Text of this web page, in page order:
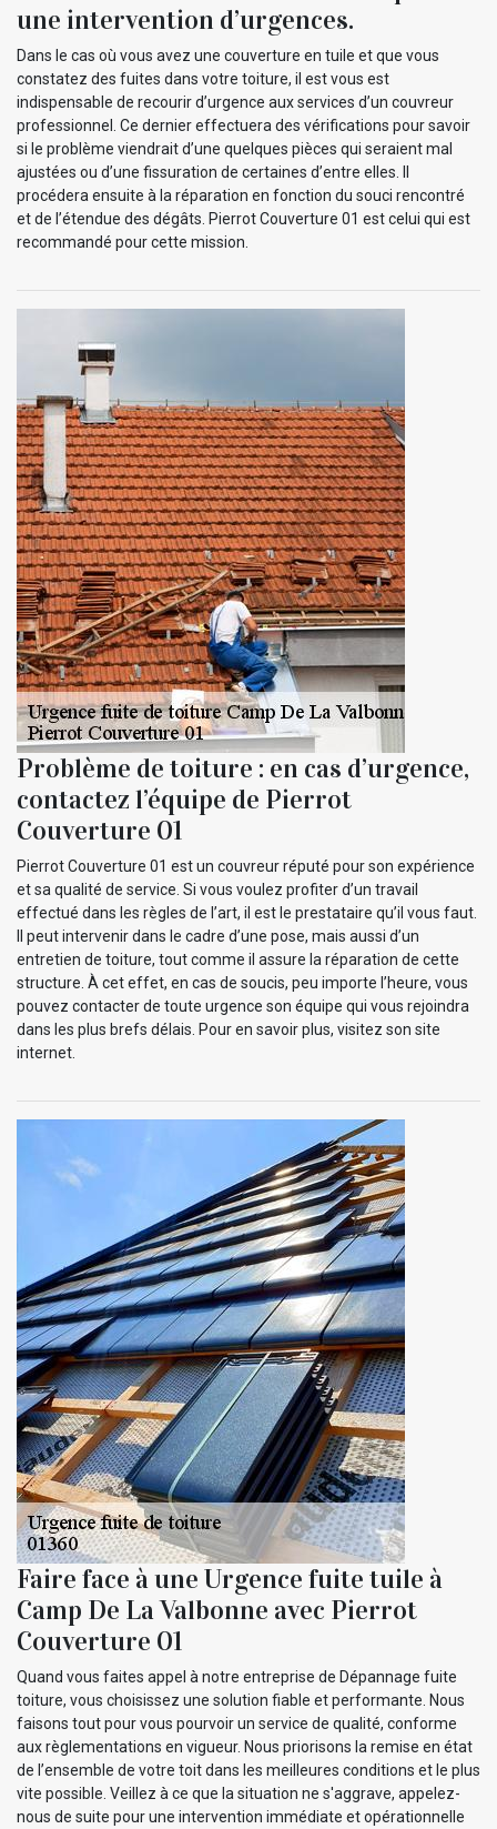
une intervention d’urgences.
Dans le cas où vous avez une couverture en tuile et que vous
constatez des fuites dans votre toiture, il est vous est
indispensable de recourir d’urgence aux services d’un couvreur
professionnel. Ce dernier effectuera des vérifications pour savoir
si le problème viendrait d’une quelques pièces qui seraient mal
ajustées ou d’une fissuration de certaines d’entre elles. Il
procédera ensuite à la réparation en fonction du souci rencontré
et de l’étendue des dégâts. Pierrot Couverture 01 est celui qui est
recommandé pour cette mission.
Problème de toiture : en cas d’urgence,
contactez l’équipe de Pierrot
Couverture 01
Pierrot Couverture 01 est un couvreur réputé pour son expérience
et sa qualité de service. Si vous voulez profiter d’un travail
effectué dans les règles de l’art, il est le prestataire qu’il vous faut.
Il peut intervenir dans le cadre d’une pose, mais aussi d’un
entretien de toiture, tout comme il assure la réparation de cette
structure. À cet effet, en cas de soucis, peu importe l’heure, vous
pouvez contacter de toute urgence son équipe qui vous rejoindra
dans les plus brefs délais. Pour en savoir plus, visitez son site
internet.
Faire face à une Urgence fuite tuile à
Camp De La Valbonne avec Pierrot
Couverture 01
Quand vous faites appel à notre entreprise de Dépannage fuite
toiture, vous choisissez une solution fiable et performante. Nous
faisons tout pour vous pourvoir un service de qualité, conforme
aux règlementations en vigueur. Nous priorisons la remise en état
de l’ensemble de votre toit dans les meilleures conditions et le plus
vite possible. Veillez à ce que la situation ne s'aggrave, appelez-
nous de suite pour une intervention immédiate et opérationnelle